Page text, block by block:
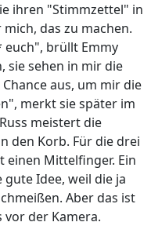
ihren "Stimmzettel" in
das zu machen.
brüllt Emmy
sie sehen in mir die
aus, um mir die
merkt sie später im
meistert die
den Korb. Für die drei
Mittelfinger. Ein
Idee, weil die ja
Aber das ist
vor der Kamera.